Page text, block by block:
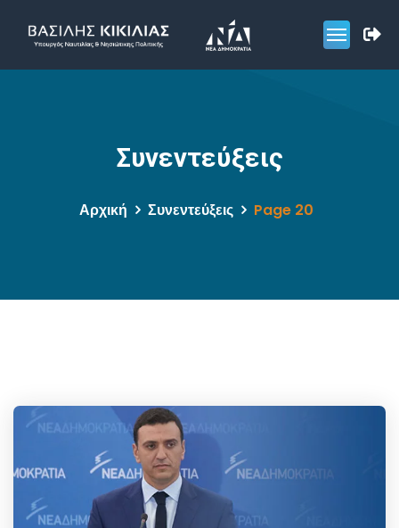
Συνεντεύξεις
Αρχική Συνεντεύξεις Page 20